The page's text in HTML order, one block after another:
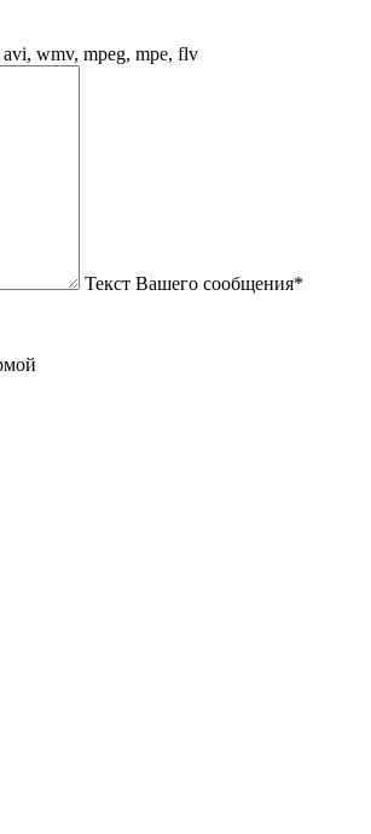
wmv, mpeg, mpe, flv
Текст Вашего сообщения*